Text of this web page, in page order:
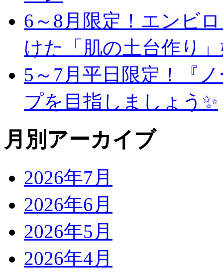
6～8月限定！エンビ
けた「肌の土台作り
5～7月平日限定！『
プを目指しましょう✨
月別アーカイブ
2026年7月
2026年6月
2026年5月
2026年4月